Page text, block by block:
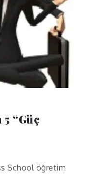
“Güç
School öğretim